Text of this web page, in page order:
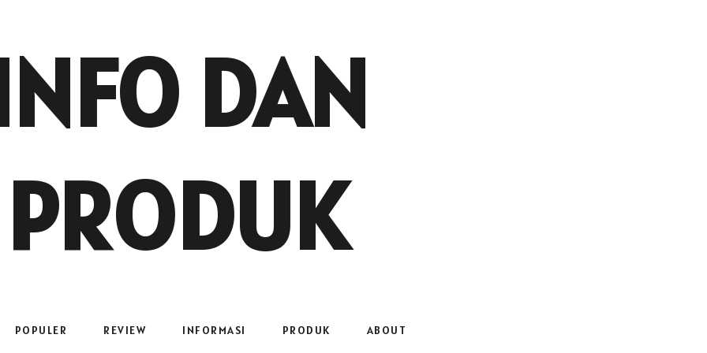
DAN
PRODUK
POPULER REVIEW INFORMASI PRODUK ABOUT